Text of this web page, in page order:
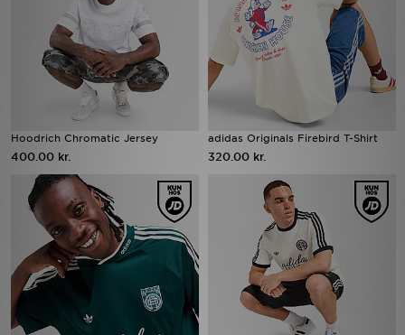
Hoodrich Chromatic Jersey
400.00 kr.
adidas Originals Firebird T-Shirt
320.00 kr.